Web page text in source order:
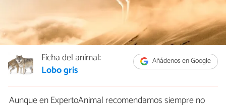
Añádenos en Google
Ficha del animal:
Lobo gris
Aunque en ExpertoAnimal recomendamos siempre no